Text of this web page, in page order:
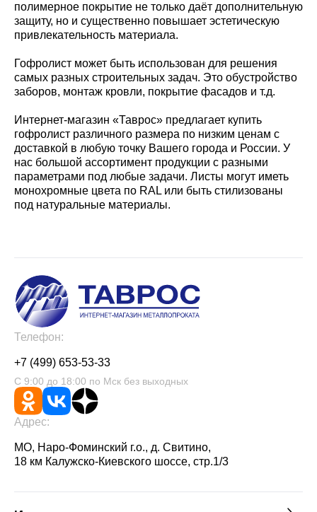
полимерное покрытие не только даёт дополнительную
защиту, но и существенно повышает эстетическую
привлекательность материала.
Гофролист может быть использован для решения
самых разных строительных задач. Это обустройство
заборов, монтаж кровли, покрытие фасадов и т.д.
Интернет-магазин «Таврос» предлагает купить
гофролист различного размера по низким ценам с
доставкой в любую точку Вашего города и России. У
нас большой ассортимент продукции с разными
параметрами под любые задачи. Листы могут иметь
монохромные цвета по RAL или быть стилизованы
под натуральные материалы.
Телефон:
+7 (499) 653-53-33
С 9:00 до 18:00 по Мск без выходных
Адрес:
МО, Наро-Фоминский г.о., д. Свитино,
18 км Калужско-Киевского шоссе, стр.1/3